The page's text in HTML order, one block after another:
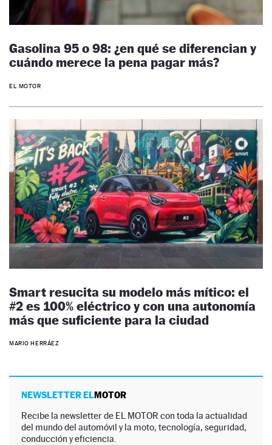
Gasolina 95 o 98: ¿en qué se diferencian y
cuándo merece la pena pagar más?
EL MOTOR
Smart resucita su modelo más mítico: el
#2 es 100% eléctrico y con una autonomía
más que suficiente para la ciudad
MARIO HERRÁEZ
NEWSLETTER ELMOTOR
Recibe la newsletter de EL MOTOR con toda la actualidad
del mundo del automóvil y la moto, tecnología, seguridad,
conducción y eficiencia.